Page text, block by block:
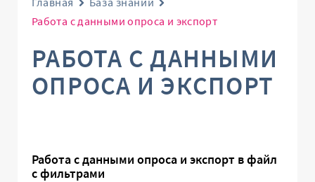
Работа с данными опроса и экспорт
РАБОТА С ДАННЫМИ
ОПРОСА И ЭКСПОРТ
Работа с данными опроса и экспорт в файл
с фильтрами